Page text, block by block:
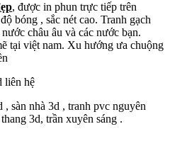
, được in phun trực tiếp trên
bóng , sắc nét cao. Tranh gạch
châu âu và các nước bạn.
tại việt nam. Xu hướng ưa chuộng
liên hệ
, sàn nhà 3d , tranh pvc nguyên
3d, trần xuyên sáng .